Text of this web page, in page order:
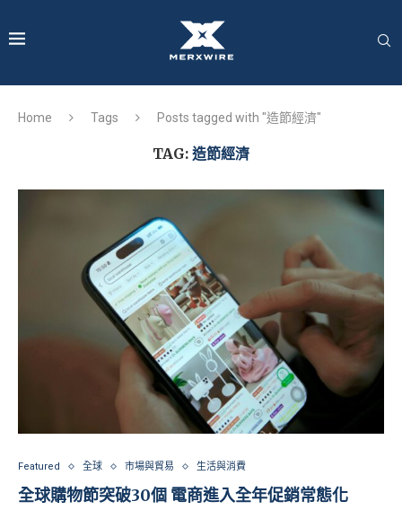
Home Tags Posts tagged with "造節經濟"
TAG: 造節經濟
Featured 全球 市場與貿易 生活與消費
全球購物節突破30個 電商進入全年促銷常態化